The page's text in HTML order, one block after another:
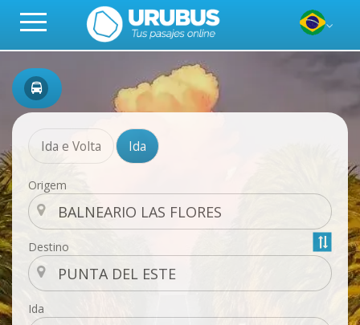
Ida e Volta Ida
Origem
Destino
Ida